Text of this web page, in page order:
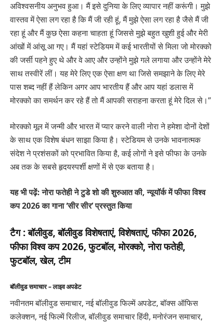
अविश्वसनीय अनुभव हुआ। मैं इसे दुनिया के लिए व्यापार नहीं करूंगी। मुझे
वास्तव में ऐसा लग रहा है कि मैं जी रही हूं, मैं मुझे ऐसा लग रहा है जैसे मैं जी
रहा हूं और मैं कुछ ऐसा कहना चाहता हूं जिससे मुझे बहुत खुशी हुई और मेरी
आंखों में आंसू आ गए। मैं यहां स्टेडियम में कई भारतीयों से मिला जो मोरक्को
की जर्सी पहने हुए थे और वे आए और उन्होंने मुझे गले लगाया और उन्होंने मेरे
साथ तस्वीरें लीं। यह मेरे लिए एक ऐसा क्षण था जिसे समझाने के लिए मेरे
पास शब्द नहीं हैं लेकिन अगर आप भारतीय हैं और आप यहां डलास में
मोरक्को का समर्थन कर रहे हैं तो मैं आपकी सराहना करता हूं मेरे दिल से।”
मोरक्को मूल में जन्मी और भारत में प्यार करने वाली नोरा ने हमेशा दोनों देशों
के साथ एक विशेष बंधन साझा किया है। स्टेडियम से उनके भावनात्मक
संदेश ने प्रशंसकों को प्रभावित किया है, कई लोगों ने इसे फीफा के उनके
अब तक के सबसे हृदयस्पर्शी क्षणों में से एक बताया है।
यह भी पढ़ें: नोरा फतेही ने टुडे शो की शुरुआत की, न्यूयॉर्क में फीफा विश्व
कप 2026 का गाना ‘सीर सीर’ प्रस्तुत किया
टैग :बॉलीवुड, बॉलीवुड विशेषताएं, विशेषताएं, फीफा 2026,
फीफा विश्व कप 2026, फुटबॉल, मोरक्को, नोरा फतेही,
फुटबॉल, खेल, टीम
बॉलीवुड समाचार – लाइव अपडेट
नवीनतम बॉलीवुड समाचार, नई बॉलीवुड फिल्में अपडेट, बॉक्स ऑफिस
कलेक्शन, नई फिल्में रिलीज, बॉलीवुड समाचार हिंदी, मनोरंजन समाचार,